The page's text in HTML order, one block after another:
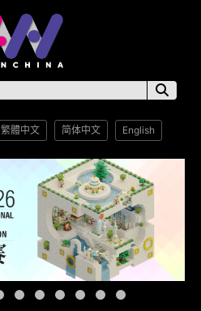
繁體中文 简体中文 English